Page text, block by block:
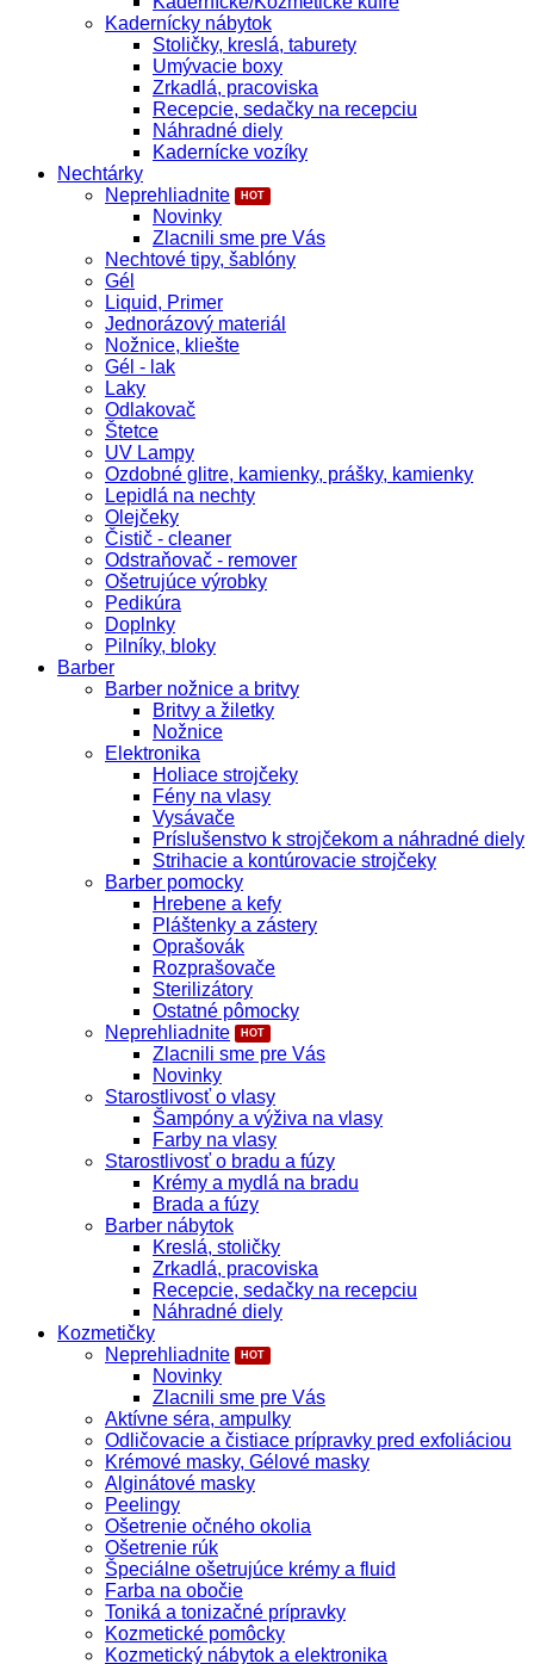
Kadernícky nábytok
Stoličky, kreslá, taburety
Umývacie boxy
Zrkadlá, pracoviska
Recepcie, sedačky na recepciu
Náhradné diely
Kadernícke vozíky
Nechtárky
Neprehliadnite
Novinky
Zlacnili sme pre Vás
Nechtové tipy, šablóny
Gél
Liquid, Primer
Jednorázový materiál
Nožnice, kliešte
Gél - lak
Laky
Odlakovač
Štetce
UV Lampy
Ozdobné glitre, kamienky, prášky, kamienky
Lepidlá na nechty
Olejčeky
Čistič - cleaner
Odstraňovač - remover
Ošetrujúce výrobky
Pedikúra
Doplnky
Pilníky, bloky
Barber
Barber nožnice a britvy
Britvy a žiletky
Nožnice
Elektronika
Holiace strojčeky
Fény na vlasy
Vysávače
Príslušenstvo k strojčekom a náhradné diely
Strihacie a kontúrovacie strojčeky
Barber pomocky
Hrebene a kefy
Pláštenky a zástery
Oprašovák
Rozprašovače
Sterilizátory
Ostatné pômocky
Neprehliadnite
Zlacnili sme pre Vás
Novinky
Starostlivosť o vlasy
Šampóny a výživa na vlasy
Farby na vlasy
Starostlivosť o bradu a fúzy
Krémy a mydlá na bradu
Brada a fúzy
Barber nábytok
Kreslá, stoličky
Zrkadlá, pracoviska
Recepcie, sedačky na recepciu
Náhradné diely
Kozmetičky
Neprehliadnite
Novinky
Zlacnili sme pre Vás
Aktívne séra, ampulky
Odličovacie a čistiace prípravky pred exfoliáciou
Krémové masky, Gélové masky
Alginátové masky
Peelingy
Ošetrenie očného okolia
Ošetrenie rúk
Špeciálne ošetrujúce krémy a fluid
Farba na obočie
Toniká a tonizačné prípravky
Kozmetické pomôcky
Kozmetický nábytok a elektronika